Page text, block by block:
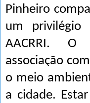
Pinheiro
um privilégio
AACRRI. O
associação
o meio
a cidade.